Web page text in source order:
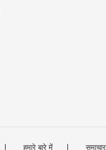
हमारे बारे में समाचार